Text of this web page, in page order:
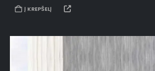
Į KREPŠELĮ